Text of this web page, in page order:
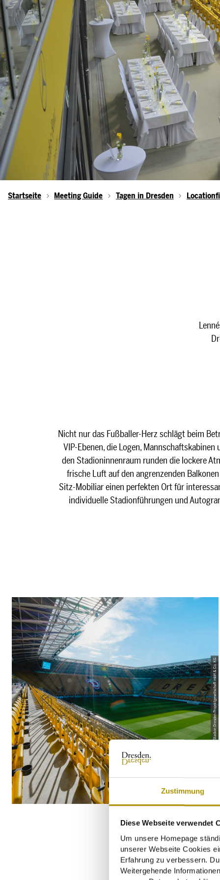
Zustimmung
Diese Webseite verwendet
Um unsere Homepage
unserer Webseite Cookies
Erfahrung zu verbessern.
Weitergehende
Startseite Meeting Guide Tagen in Dresden
Nicht nur das Fußballer-Herz schlägt beim
VIP-Ebenen, die Logen,
den Stadioninnenraum runden die lockere
frische Luft auf den angrenzenden
Sitz-Mobiliar einen perfekten Ort für
individuelle Stadionführungen und
© Stadion Dresden Projektgesellschaft mbH & Co. KG